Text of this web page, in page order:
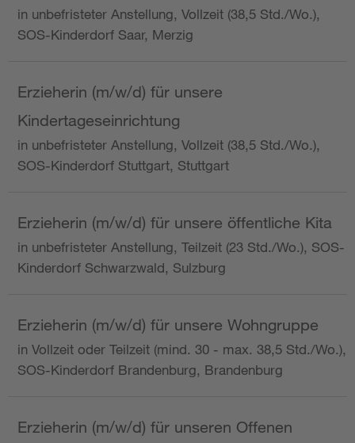
in unbefristeter Anstellung, Vollzeit (38,5 Std./Wo.),
SOS-Kinderdorf Saar, Merzig
Erzieherin (m/w/d) für unsere
Kindertageseinrichtung
in unbefristeter Anstellung, Vollzeit (38,5 Std./Wo.),
SOS-Kinderdorf Stuttgart, Stuttgart
Erzieherin (m/w/d) für unsere öffentliche Kita
in unbefristeter Anstellung, Teilzeit (23 Std./Wo.), SOS-
Kinderdorf Schwarzwald, Sulzburg
Erzieherin (m/w/d) für unsere Wohngruppe
in Vollzeit oder Teilzeit (mind. 30 - max. 38,5 Std./Wo.),
SOS-Kinderdorf Brandenburg, Brandenburg
Erzieherin (m/w/d) für unseren Offenen